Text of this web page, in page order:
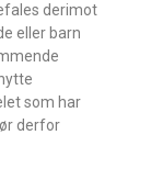
derimot
eller barn
som har
derfor